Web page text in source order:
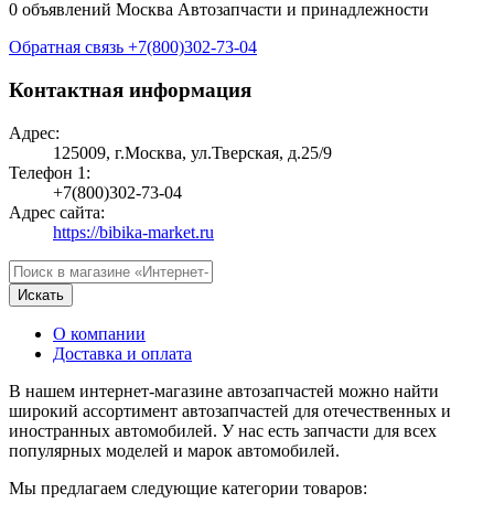
0 объявлений Москва Автозапчасти и принадлежности
Обратная связь +7(800)302-73-04
Контактная информация
Адрес:
125009, г.Москва, ул.Тверская, д.25/9
Телефон 1:
+7(800)302-73-04
Адрес сайта:
https://bibika-market.ru
Искать
О компании
Доставка и оплата
В нашем интернет-магазине автозапчастей можно найти
широкий ассортимент автозапчастей для отечественных и
иностранных автомобилей. У нас есть запчасти для всех
популярных моделей и марок автомобилей.
Мы предлагаем следующие категории товаров: